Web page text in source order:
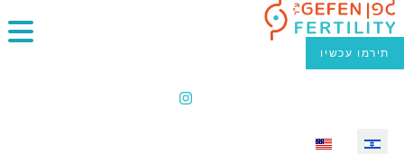
תירמו עכשיו
Select your language